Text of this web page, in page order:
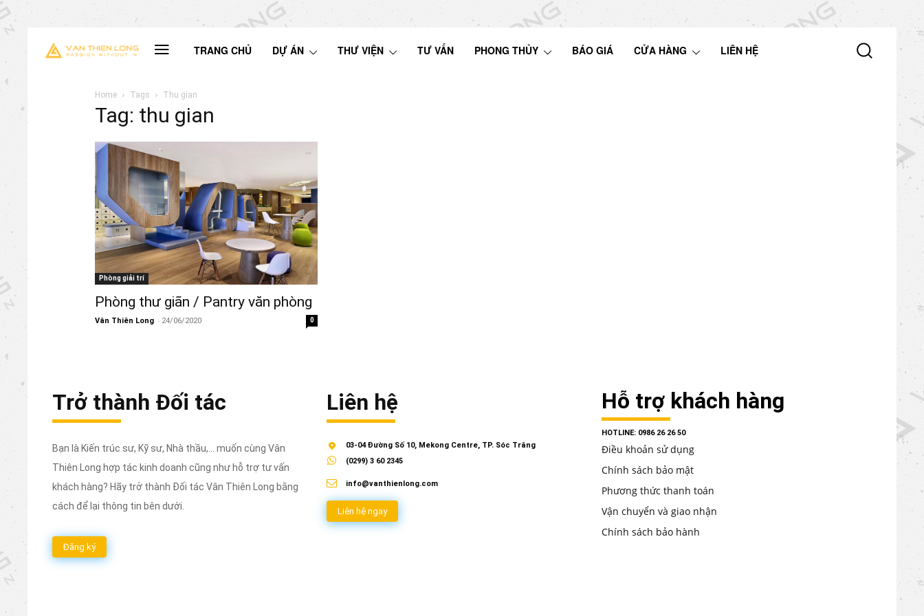
TRANG CHỦ DỰ ÁN THƯ VIỆN TƯ VẤN PHONG THỦY BÁO GIÁ CỬA HÀNG LIÊN HỆ
Home Tags Thu gian
Tag: thu gian
Phòng giải trí
Phòng thư giãn / Pantry văn phòng
Vân Thiên Long - 24/06/2020 0
Trở thành Đối tác
Bạn là Kiến trúc sư, Kỹ sư, Nhà thầu,... muốn cùng Vân
Thiên Long hợp tác kinh doanh cũng như hỗ trợ tư vấn
khách hàng? Hãy trở thành Đối tác Vân Thiên Long bằng
cách để lại thông tin bên dưới.
Đăng ký
Liên hệ
03-04 Đường Số 10, Mekong Centre, TP. Sóc Trăng
(0299) 3 60 2345
info@vanthienlong.com
Liên hệ ngay
Hỗ trợ khách hàng
HOTLINE: 0986 26 26 50
Điều khoản sử dụng
Chính sách bảo mật
Phương thức thanh toán
Vận chuyển và giao nhận
Chính sách bảo hành